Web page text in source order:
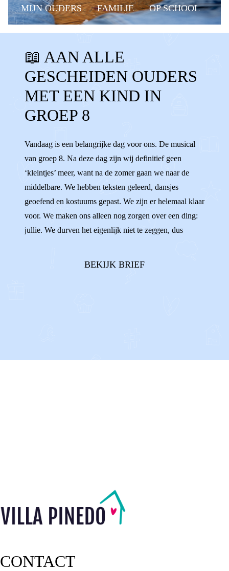
MIJN OUDERS FAMILIE OP SCHOOL
BELANGRIJKE MOMENTEN GROEP 8
MUSICAL EINDMUSICAL
GROEP 8 MUSICAL RAPPORT
MIDDELBARE BASISSCHOOL
LAGERE SCHOOL
OMA'S NAAST ELKAAR
📖 AAN ALLE
GESCHEIDEN OUDERS
MET EEN KIND IN
GROEP 8
Vandaag is een belangrijke dag voor ons. De musical
van groep 8. Na deze dag zijn wij definitief geen
‘kleintjes’ meer, want na de zomer gaan we naar de
middelbare. We hebben teksten geleerd, dansjes
geoefend en kostuums gepast. We zijn er helemaal klaar
voor. We maken ons alleen nog zorgen over een ding:
jullie. We durven het eigenlijk niet te zeggen, dus
BEKIJK BRIEF
CONTACT